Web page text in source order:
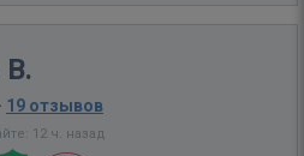
· 19 отзывов
12 ч. назад